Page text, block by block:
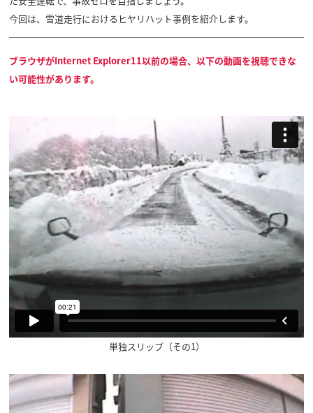
今回は、雪道走行におけるヒヤリハット事例を紹介します。
ブラウザがInternet Explorer11以前の場合、以下の動画を視聴できな
い可能性があります。
単独スリップ（その1）